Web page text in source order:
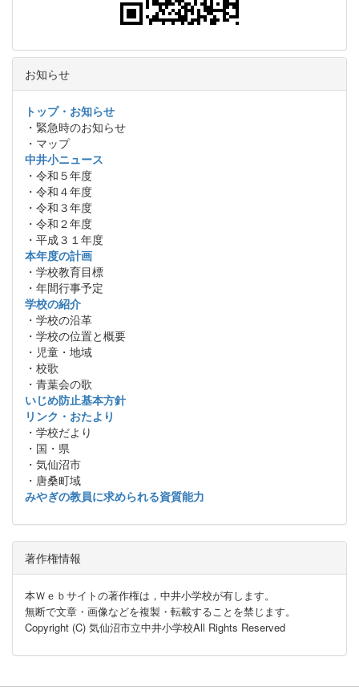
お知らせ
トップ・お知らせ
・緊急時のお知らせ
・マップ
中井小ニュース
・令和５年度
・令和４年度
・令和３年度
・令和２年度
・平成３１年度
本年度の計画
・学校教育目標
・年間行事予定
学校の紹介
・学校の沿革
・学校の位置と概要
・児童・地域
・校歌
・青葉会の歌
いじめ防止基本方針
リンク・おたより
・学校だより
・国・県
・気仙沼市
・唐桑町域
みやぎの教員に求められる資質能力
著作権情報
本Ｗｅｂサイトの著作権は，中井小学校が有します。
無断で文章・画像などを複製・転載することを禁じます。
Copyright (C) 気仙沼市立中井小学校All Rights Reserved